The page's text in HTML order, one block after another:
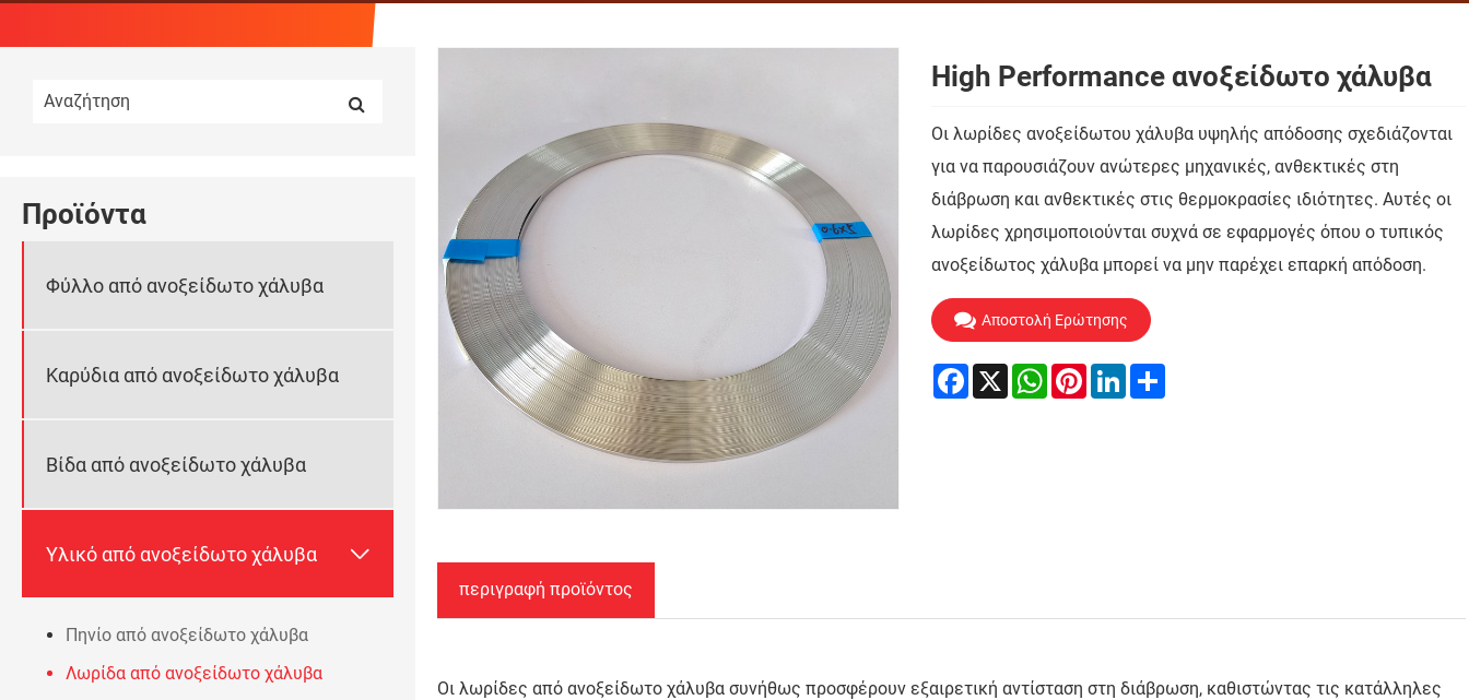
Προϊόντα
Φύλλο από ανοξείδωτο χάλυβα
Καρύδια από ανοξείδωτο χάλυβα
Βίδα από ανοξείδωτο χάλυβα
Υλικό από ανοξείδωτο χάλυβα 
Πηνίο από ανοξείδωτο χάλυβα
Λωρίδα από ανοξείδωτο χάλυβα
High Performance ανοξείδωτο χάλυβα
Οι λωρίδες ανοξείδωτου χάλυβα υψηλής απόδοσης σχεδιάζονται
για να παρουσιάζουν ανώτερες μηχανικές, ανθεκτικές στη
διάβρωση και ανθεκτικές στις θερμοκρασίες ιδιότητες. Αυτές οι
λωρίδες χρησιμοποιούνται συχνά σε εφαρμογές όπου ο τυπικός
ανοξείδωτος χάλυβα μπορεί να μην παρέχει επαρκή απόδοση.
Αποστολή Ερώτησης
Facebook
X WhatsApp
PinterestLinkedInShare
περιγραφή προϊόντος
Οι λωρίδες από ανοξείδωτο χάλυβα συνήθως προσφέρουν εξαιρετική αντίσταση στη διάβρωση, καθιστώντας τις κατάλληλες